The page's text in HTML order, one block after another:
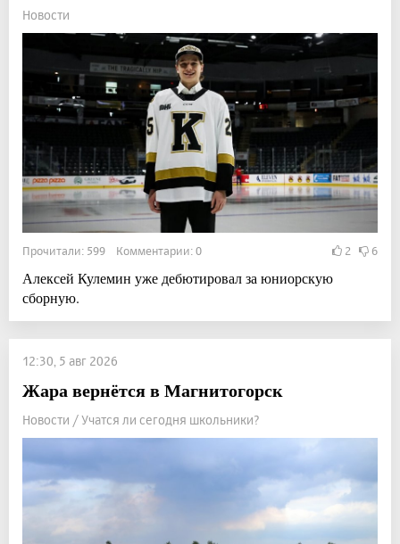
Новости
Прочитали: 599 Комментарии: 0 2 6
Алексей Кулемин уже дебютировал за юниорскую
сборную.
12:30, 5 авг 2026
Жара вернётся в Магнитогорск
Новости / Учатся ли сегодня школьники?